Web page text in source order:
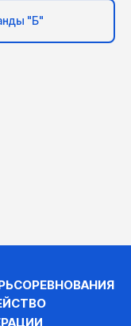
"Б"
СОРЕВНОВАНИЯ